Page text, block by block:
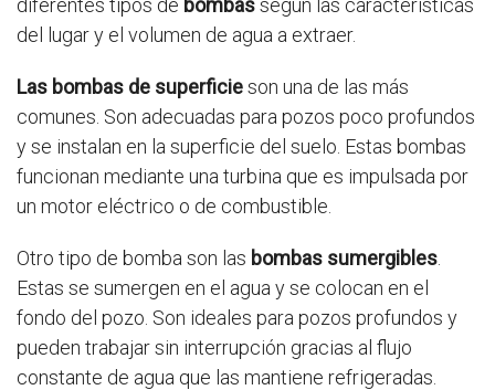
del lugar y el volumen de agua a extraer.
Las bombas de superficieson una de las más
comunes. Son adecuadas para pozos poco profundos
y se instalan en la superficie del suelo. Estas bombas
funcionan mediante una turbina que es impulsada por
un motor eléctrico o de combustible.
Otro tipo de bomba son las bombas sumergibles
Estas se sumergen en el agua y se colocan en el
fondo del pozo. Son ideales para pozos profundos y
pueden trabajar sin interrupción gracias al flujo
constante de agua que las mantiene refrigeradas.